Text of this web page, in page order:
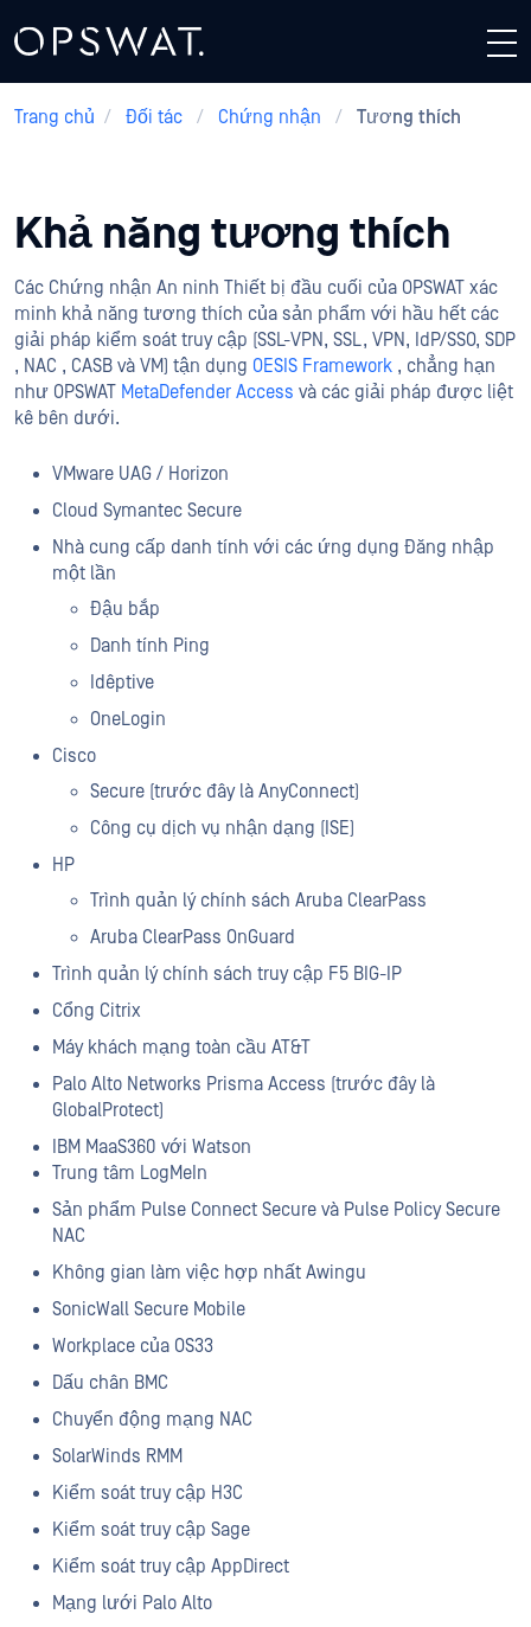
Trang chủ / Đối tác / Chứng nhận / Tương thích
Khả năng tương thích
Các Chứng nhận An ninh Thiết bị đầu cuối của OPSWAT xác
minh khả năng tương thích của sản phẩm với hầu hết các
giải pháp kiểm soát truy cập (SSL-VPN, SSL, VPN, IdP/SSO, SDP
, NAC , CASB và VM) tận dụng OESIS Framework , chẳng hạn
như OPSWAT MetaDefender Access và các giải pháp được liệt
kê bên dưới.
VMware UAG / Horizon
Cloud Symantec Secure
Nhà cung cấp danh tính với các ứng dụng Đăng nhập
một lần
Đậu bắp
Danh tính Ping
Idêptive
OneLogin
Cisco
Secure (trước đây là AnyConnect)
Công cụ dịch vụ nhận dạng (ISE)
HP
Trình quản lý chính sách Aruba ClearPass
Aruba ClearPass OnGuard
Trình quản lý chính sách truy cập F5 BIG-IP
Cổng Citrix
Máy khách mạng toàn cầu AT&T
Palo Alto Networks Prisma Access (trước đây là
GlobalProtect)
IBM MaaS360 với Watson
Trung tâm LogMeIn
Sản phẩm Pulse Connect Secure và Pulse Policy Secure
NAC
Không gian làm việc hợp nhất Awingu
SonicWall Secure Mobile
Workplace của OS33
Dấu chân BMC
Chuyển động mạng NAC
SolarWinds RMM
Kiểm soát truy cập H3C
Kiểm soát truy cập Sage
Kiểm soát truy cập AppDirect
Mạng lưới Palo Alto